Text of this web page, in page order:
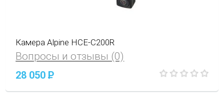
Камера Alpine HCE-C200R
Вопросы и отзывы (0)
28 050P